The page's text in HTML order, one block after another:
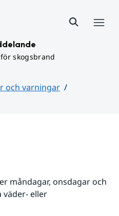
skogsbrand
och varningar
måndagar, onsdagar och
väder- eller